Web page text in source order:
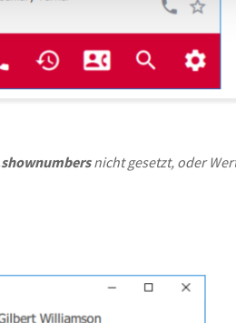
nicht gesetzt, oder